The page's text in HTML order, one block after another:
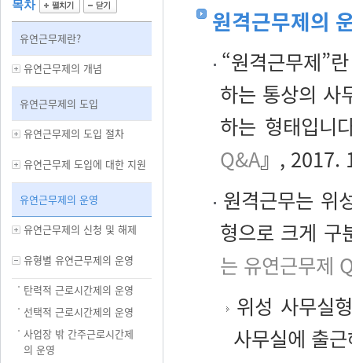
목차
유연근무제란?
유연근무제의 개념
유연근무제의 도입
유연근무제의 도입 절차
유연근무제 도입에 대한 지원
유연근무제의 운영
유연근무제의 신청 및 해제
유형별 유연근무제의 운영
탄력적 근로시간제의 운영
선택적 근로시간제의 운영
사업장 밖 간주근로시간제
의 운영
원격근무제의
“원격근무제”
하는 통상의 사
하는 형태입니
Q&A』, 2017.
원격근무는 위
형으로 크게 구
는 유연근무제
위성 사무실
사무실에 출